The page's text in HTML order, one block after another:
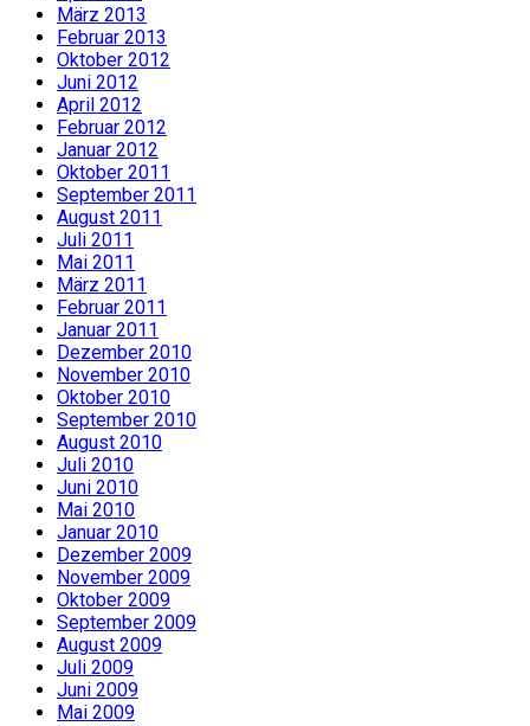
März 2013
Februar 2013
Oktober 2012
Juni 2012
April 2012
Februar 2012
Januar 2012
Oktober 2011
September 2011
August 2011
Juli 2011
Mai 2011
März 2011
Februar 2011
Januar 2011
Dezember 2010
November 2010
Oktober 2010
September 2010
August 2010
Juli 2010
Juni 2010
Mai 2010
Januar 2010
Dezember 2009
November 2009
Oktober 2009
September 2009
August 2009
Juli 2009
Juni 2009
Mai 2009